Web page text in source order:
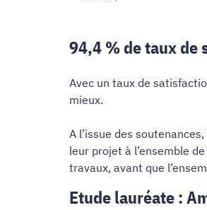
94,4 % de taux de
Avec un taux de
mieux.
A l’issue des
leur projet à l’ensemble
travaux, avant que
Etude lauréate :